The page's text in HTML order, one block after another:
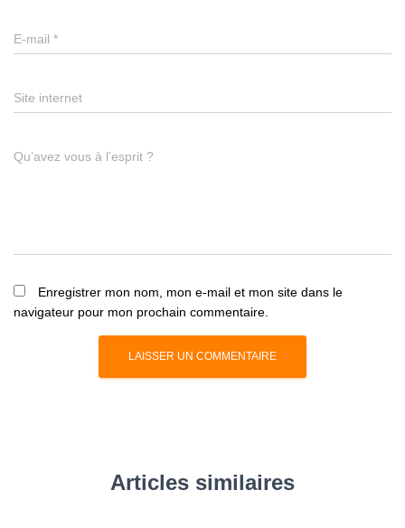
E-mail *
Site internet
Qu’avez vous à l’esprit ?
Enregistrer mon nom, mon e-mail et mon site dans le
navigateur pour mon prochain commentaire.
Articles similaires